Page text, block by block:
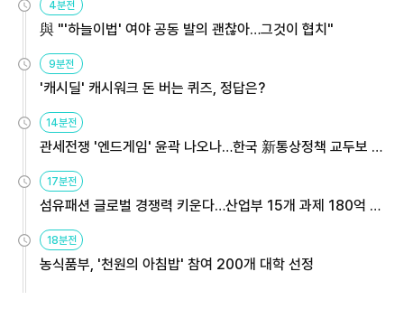
4분전
與 "'하늘이법' 여야 공동 발의 괜찮아…그것이 협치"
9분전
'캐시딜' 캐시워크 돈 버는 퀴즈, 정답은?
14분전
관세전쟁 '엔드게임' 윤곽 나오나…한국 新통상정책 교두보 활
17분전
섬유패션 글로벌 경쟁력 키운다…산업부 15개 과제 180억 지
18분전
농식품부, '천원의 아침밥' 참여 200개 대학 선정